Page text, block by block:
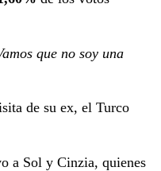
que no soy una
de su ex, el Turco
a Sol y Cinzia, quienes